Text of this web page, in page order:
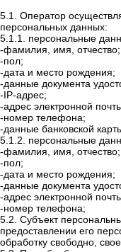
5.1. Оператор
персональных данных:
5.1.1. персональные
-фамилия, имя, отчество;
-пол;
-дата и место рождения;
-данные документа
-IP-адрес;
-адрес электронной
-номер телефона;
-данные банковской
5.1.2. персональные
-фамилия, имя, отчество;
-пол;
-дата и место рождения;
-данные документа
-адрес электронной
-номер телефона;
5.2. Субъект
предоставлении его
обработку свободно,